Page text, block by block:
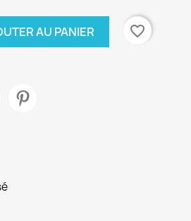
AU PANIER favorite_border